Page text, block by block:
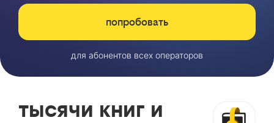
попробовать
для абонентов всех операторов
тысячи книг и